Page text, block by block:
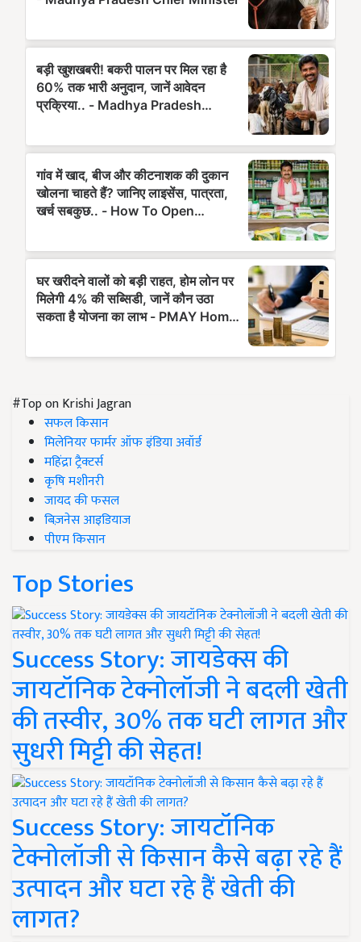
#Top on Krishi Jagran
सफल किसान
मिलेनियर फार्मर ऑफ इंडिया अवॉर्ड
महिंद्रा ट्रैक्टर्स
कृषि मशीनरी
जायद की फसल
बिज़नेस आइडियाज
पीएम किसान
Top Stories
Success Story: जायडेक्स की
जायटॉनिक टेक्नोलॉजी ने बदली खेती
की तस्वीर, 30% तक घटी लागत और
सुधरी मिट्टी की सेहत!
Success Story: जायटॉनिक
टेक्नोलॉजी से किसान कैसे बढ़ा रहे हैं
उत्पादन और घटा रहे हैं खेती की
लागत?